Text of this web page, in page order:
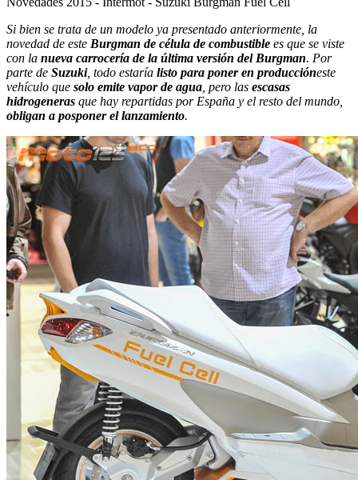
Si bien se trata de un modelo ya presentado anteriormente, la
novedad de este Burgman de célula de combustible es que se viste
con la nueva carrocería de la última versión del Burgman. Por
parte de Suzuki, todo estaría listo para poner en produccióneste
vehículo que solo emite vapor de agua, pero las escasas
hidrogeneras que hay repartidas por España y el resto del mundo,
obligan a posponer el lanzamiento.